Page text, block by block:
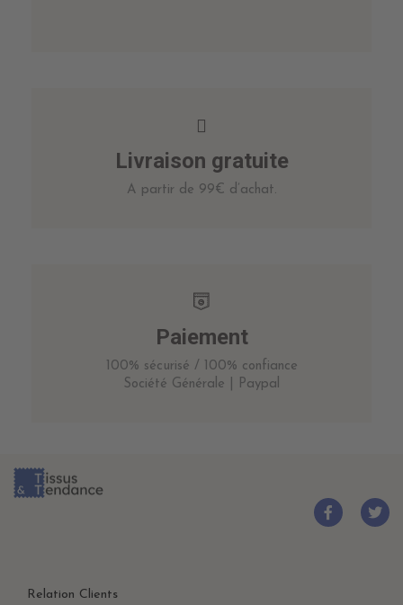
Livraison gratuite
A partir de 99€ d’achat.
Paiement
100% sécurisé / 100% confiance
Société Générale | Paypal
Relation Clients